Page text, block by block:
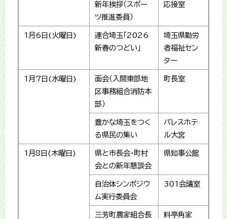
新年挨拶（スポー
ツ推進委員）
応接室
1月6日(火曜日)
連合埼玉「2026
新春のつどい」
埼玉県勤労
者福祉セン
ター
1月7日(水曜日)
面会（入間東部地
区事務組合消防本
部）
町長室
豊かな埼玉をつく
る県民の集い
パレスホテ
ル大宮
1月8日(木曜日)
県と市長会・町村
会との新年懇談会
県知事公館
自治体シンポジウ
ム実行委員会
301会議室
三芳町農家組合長
料亭角家